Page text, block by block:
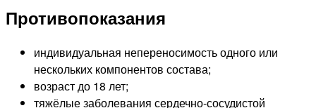
Противопоказания
индивидуальная непереносимость одного или
нескольких компонентов состава;
возраст до 18 лет;
тяжёлые заболевания сердечно-сосудистой